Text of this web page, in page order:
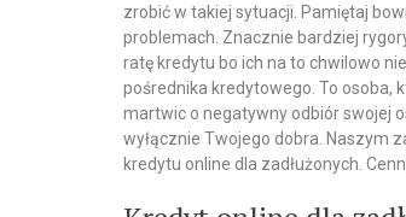
zrobić w takiej sytuacji. Pamiętaj
problemach. Znacznie bardziej
ratę kredytu bo ich na to chwilowo
pośrednika kredytowego. To osoba,
martwic o negatywny odbiór swojej
wyłącznie Twojego dobra. Naszym
kredytu online dla zadłużonych.